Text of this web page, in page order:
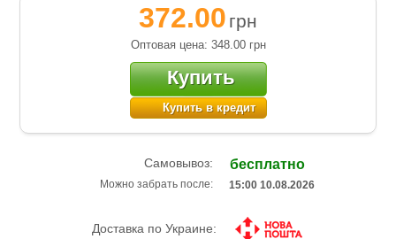
372.00 грн
Оптовая цена: 348.00 грн
Купить
Купить в кредит
Самовывоз: бесплатно
Можно забрать после: 15:00 10.08.2026
Доставка по Украине: